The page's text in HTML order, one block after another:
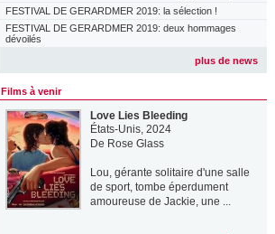
FESTIVAL DE GERARDMER 2019: la sélection !
FESTIVAL DE GERARDMER 2019: deux hommages
dévoilés
plus de news
Films à venir
Love Lies Bleeding
États-Unis, 2024
De Rose Glass
Lou, gérante solitaire d'une salle
de sport, tombe éperdument
amoureuse de Jackie, une ...